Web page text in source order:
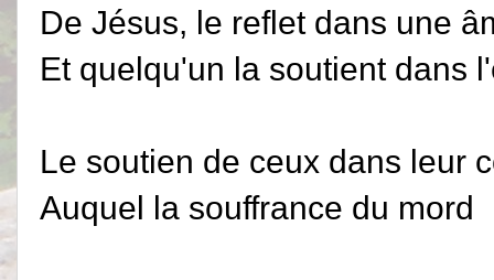
De Jésus, le reflet dans une
Et quelqu'un la soutient dans
Le soutien de ceux dans leur
Auquel la souffrance du mord